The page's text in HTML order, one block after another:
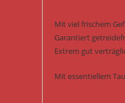
Mit viel frischem
Garantiert
Extrem gut
Mit essentiellem